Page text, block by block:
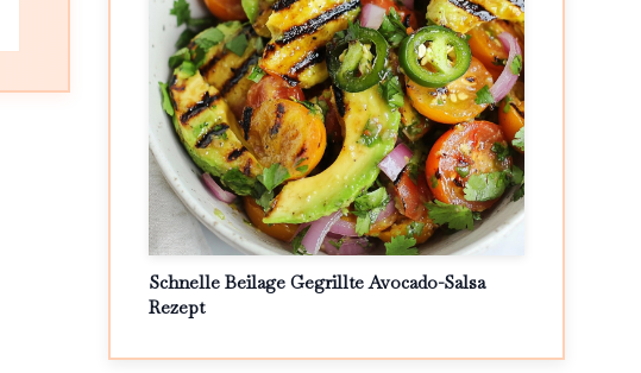
Schnelle Beilage Gegrillte Avocado-Salsa
Rezept